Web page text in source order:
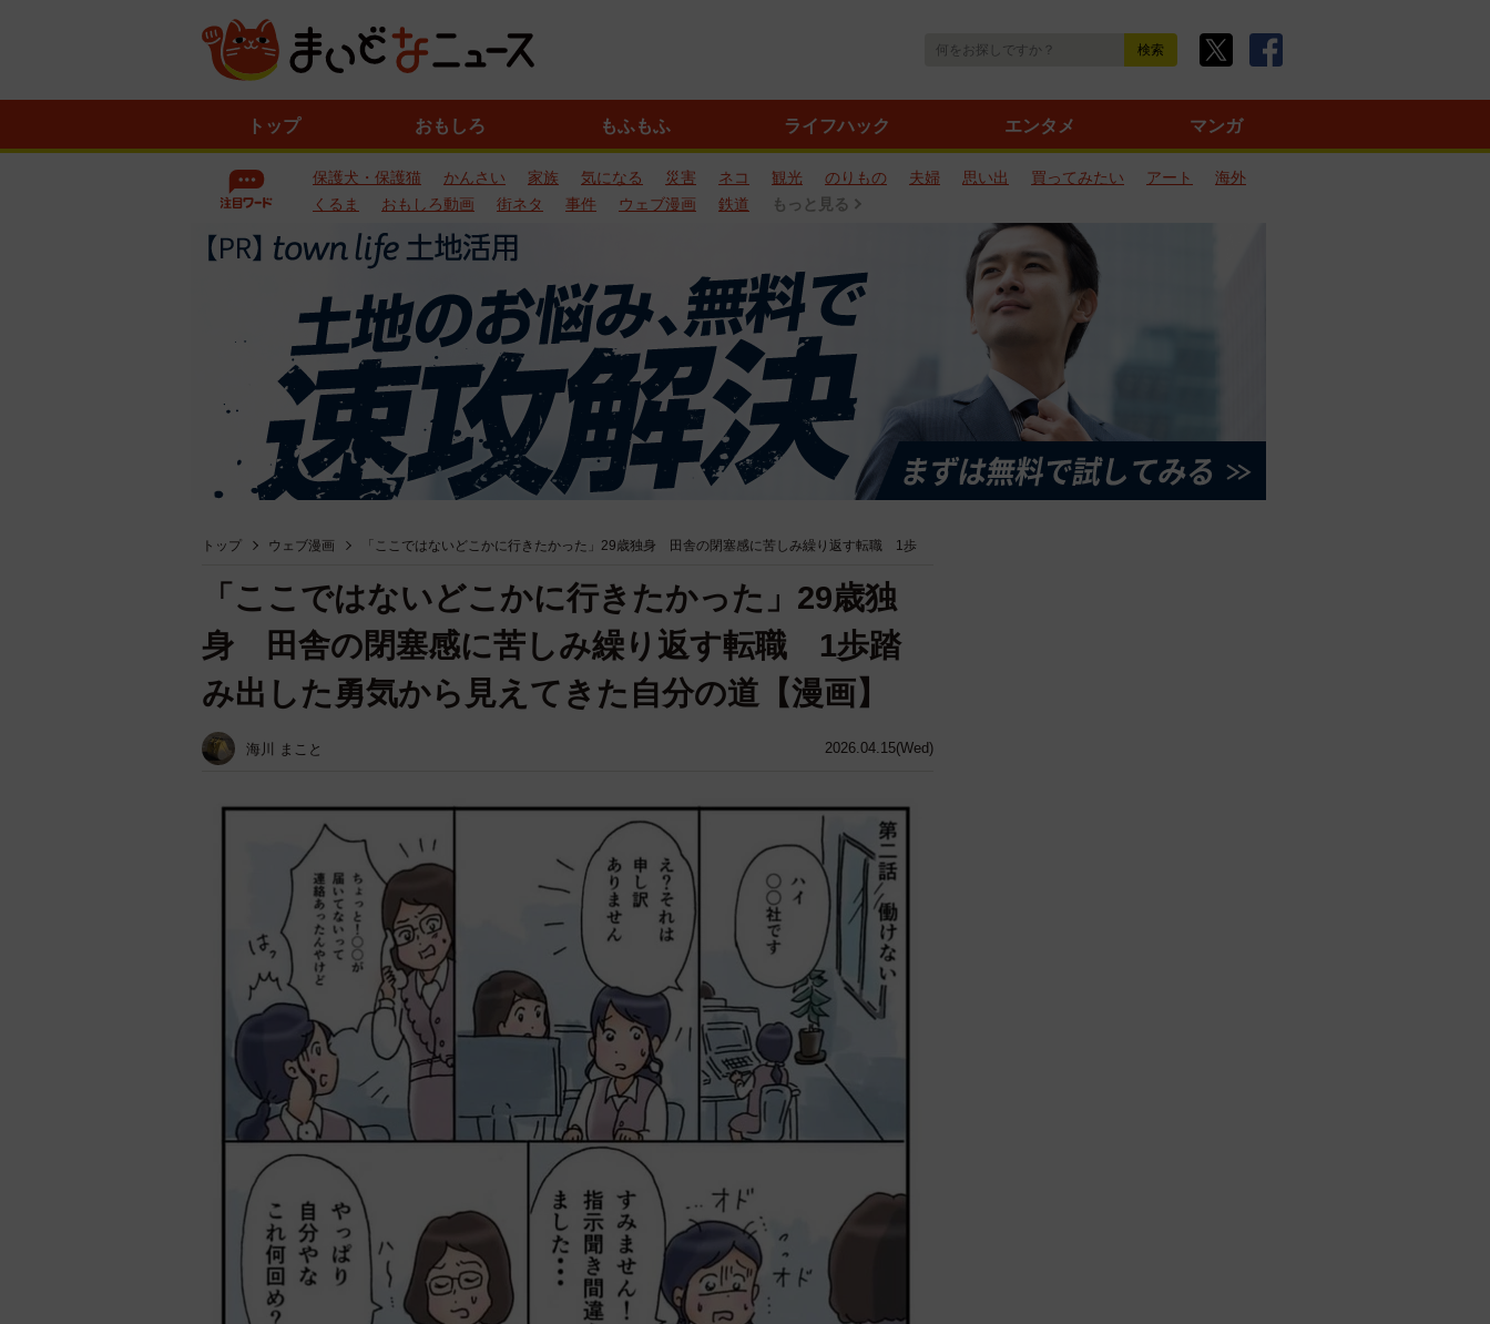
トップ おもしろ もふもふ ライフハック エンタメ マンガ
保護犬・保護猫 かんさい 家族 気になる 災害 ネコ 観光 のりもの 夫婦 思い出 買ってみたい アート
海外
くるま
おもしろ動画 街ネタ 事件 ウェブ漫画 鉄道 もっと見る
トップ ウェブ漫画 「ここではないどこかに行きたかった」29歳独身 田舎の閉塞感に苦しみ繰り返す転職 1歩
2026.04.15(Wed)
「ここではないどこかに行きたかった」29歳独
身 田舎の閉塞感に苦しみ繰り返す転職 1歩踏
み出した勇気から見えてきた自分の道【漫画】
海川 まこと